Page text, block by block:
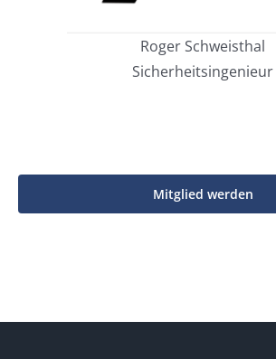
Roger Schweisthal
Sicherheitsingenieur
Mitglied werden